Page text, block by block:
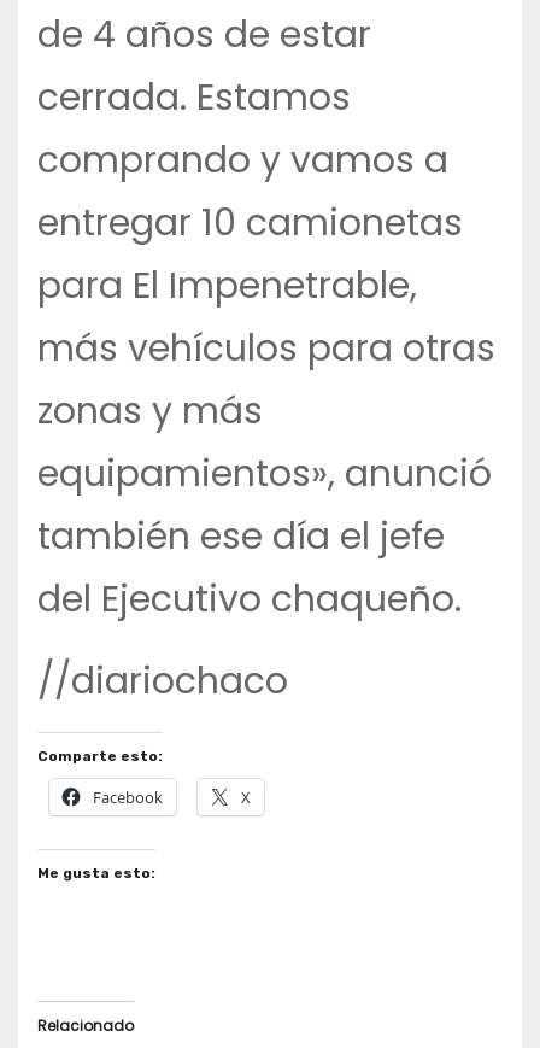
de 4 años de estar
cerrada. Estamos
comprando y vamos a
entregar 10 camionetas
para El Impenetrable,
más vehículos para otras
zonas y más
equipamientos», anunció
también ese día el jefe
del Ejecutivo chaqueño.
//diariochaco
Comparte esto:
Facebook X
Me gusta esto:
Relacionado